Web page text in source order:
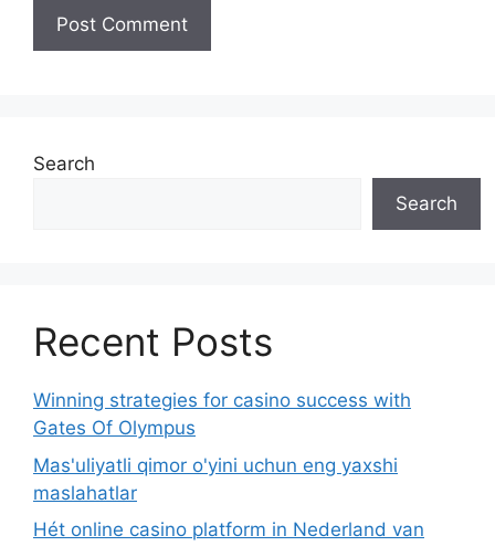
Search
Search
Recent Posts
Winning strategies for casino success with
Gates Of Olympus
Mas'uliyatli qimor o'yini uchun eng yaxshi
maslahatlar
Hét online casino platform in Nederland van